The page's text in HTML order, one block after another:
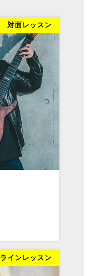
対面レッスン
オンラインレッスン